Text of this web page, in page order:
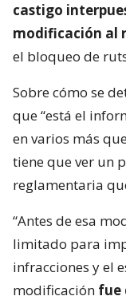
castigo
modificación al
el bloqueo de
Sobre cómo se
que “está el
en varios más
tiene que ver un
reglamentaria
“Antes de esa
limitado para
infracciones y el
modificación fue